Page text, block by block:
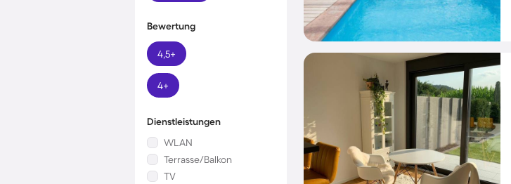
Bewertung
4,5+
4+
Dienstleistungen
WLAN
Terrasse/Balkon
TV